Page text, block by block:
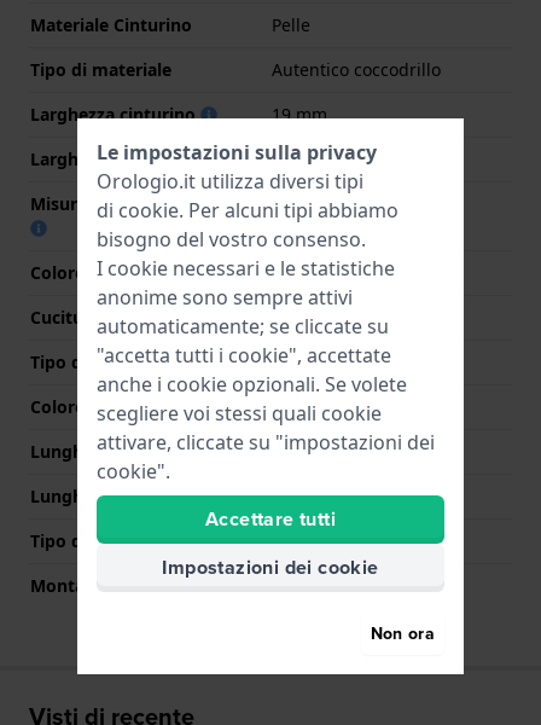
Materiale Cinturino
Pelle
Tipo di materiale
Autentico coccodrillo
Larghezza cinturino
19 mm
Larghezza tra Anse
19 mm
Misura cinturino alla fibbia
18 mm
Colore cinturino
Nero
Cuciture a colori
Nero
Tipo di chiusura
Nessuno
Colore Chiusura
N/D
Lunghezza Parte Superiore
75 mm
Lunghezza Parte Inferiore
115 mm
Tipo di montatura
Perni a molla
Montatura dritta
Visti di recente
Le impostazioni sulla privacy
Orologio.it utilizza diversi tipi
di cookie. Per alcuni tipi abbiamo
bisogno del vostro consenso.
I cookie necessari e le statistiche
anonime sono sempre attivi
automaticamente; se cliccate su
"accetta tutti i cookie", accettate
anche i cookie opzionali. Se volete
scegliere voi stessi quali cookie
attivare, cliccate su "impostazioni dei
cookie".
Accettare tutti
Impostazioni dei cookie
Non ora